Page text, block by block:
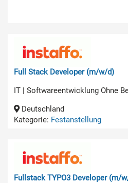
Full Stack Developer (m/w/d)
IT | Softwareentwicklung Ohne
Deutschland
Kategorie: Festanstellung
Fullstack TYPO3 Developer (m/